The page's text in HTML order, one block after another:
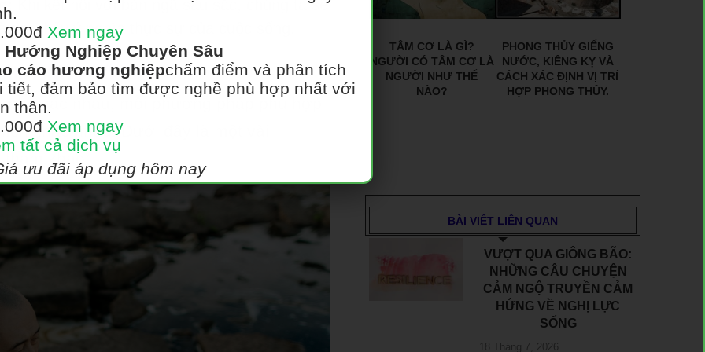
Khi kết nối với bản ngã sâu sắc, chúng ta sẽ
tìm thấy ý nghĩa thực sự của cuộc sống.
LINH PHỔ BIẾN
khác nhau, mỗi phương pháp phù hợp
khác nhau. Dưới đây là một vài
khảo:
TÂM CƠ LÀ GÌ?
NGƯỜI CÓ TÂM CƠ LÀ
NGƯỜI NHƯ THẾ
NÀO?
PHONG THỦY GIẾNG
NƯỚC, KIÊNG KỴ VÀ
CÁCH XÁC ĐỊNH VỊ TRÍ
HỢP PHONG THỦY.
BÀI VIẾT LIÊN QUAN
VƯỢT QUA GIÔNG BÃO:
NHỮNG CÂU CHUYỆN
CẢM NGỘ TRUYỀN CẢM
HỨNG VỀ NGHỊ LỰC
SỐNG
18 Tháng 7, 2026
Xem ngay
Hướng Nghiệp Chuyên Sâu
cáo hương nghiệpchấm điểm và phân tích
tiết, đảm bảo tìm được nghề phù hợp nhất với
thân.
Xem ngay
tất cả dịch vụ
ưu đãi áp dụng hôm nay